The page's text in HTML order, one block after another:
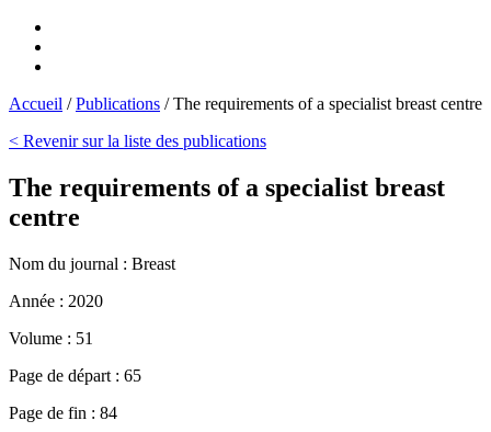
Accueil /Publications /The requirements of a specialist breast centre
< Revenir sur la liste des publications
The requirements of a specialist breast
centre
Nom du journal : Breast
Année : 2020
Volume : 51
Page de départ : 65
Page de fin : 84